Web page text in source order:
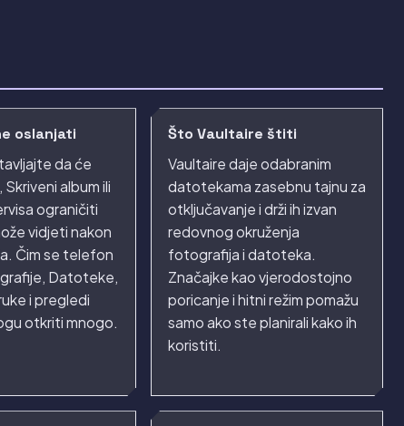
oslanjati
da će
album ili
ograničiti
vidjeti nakon
Čim se telefon
Datoteke,
i pregledi
otkriti mnogo.
Što Vaultaire štiti
Vaultaire daje odabranim
datotekama zasebnu tajnu za
otključavanje i drži ih izvan
redovnog okruženja
fotografija i datoteka.
Značajke kao vjerodostojno
poricanje i hitni režim pomažu
samo ako ste planirali kako ih
koristiti.